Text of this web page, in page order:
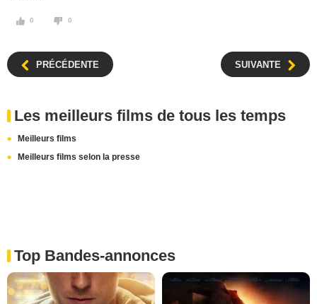
0 0
PRÉCÉDENTE SUIVANTE
Les meilleurs films de tous les temps
Meilleurs films
Meilleurs films selon la presse
Top Bandes-annonces